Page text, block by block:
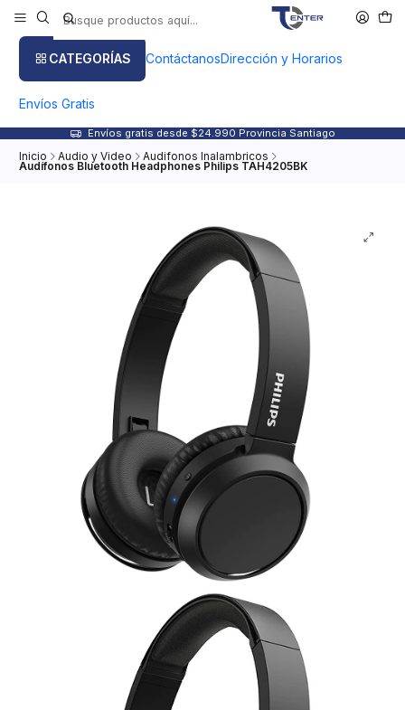
CATEGORÍAS ContáctanosDirección y Horarios
Envíos Gratis
Envíos gratis desde $24.990 Provincia Santiago
Inicio Audio y Video Audifonos Inalambricos
Audífonos Bluetooth Headphones Philips TAH4205BK